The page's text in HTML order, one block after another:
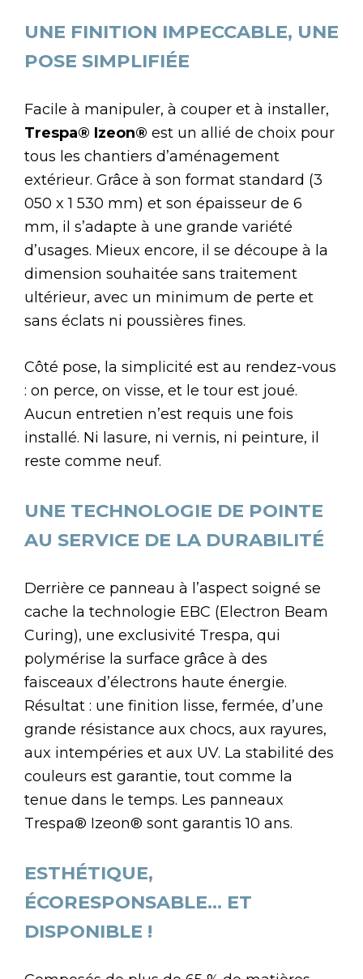
UNE FINITION IMPECCABLE, UNE
POSE SIMPLIFIÉE
Facile à manipuler, à couper et à installer,
Trespa® Izeon® est un allié de choix pour
tous les chantiers d’aménagement
extérieur. Grâce à son format standard (3
050 x 1 530 mm) et son épaisseur de 6
mm, il s’adapte à une grande variété
d’usages. Mieux encore, il se découpe à la
dimension souhaitée sans traitement
ultérieur, avec un minimum de perte et
sans éclats ni poussières fines.
Côté pose, la simplicité est au rendez-vous
: on perce, on visse, et le tour est joué.
Aucun entretien n’est requis une fois
installé. Ni lasure, ni vernis, ni peinture, il
reste comme neuf.
UNE TECHNOLOGIE DE POINTE
AU SERVICE DE LA DURABILITÉ
Derrière ce panneau à l’aspect soigné se
cache la technologie EBC (Electron Beam
Curing), une exclusivité Trespa, qui
polymérise la surface grâce à des
faisceaux d’électrons haute énergie.
Résultat : une finition lisse, fermée, d’une
grande résistance aux chocs, aux rayures,
aux intempéries et aux UV. La stabilité des
couleurs est garantie, tout comme la
tenue dans le temps. Les panneaux
Trespa® Izeon® sont garantis 10 ans.
ESTHÉTIQUE,
ÉCORESPONSABLE… ET
DISPONIBLE !